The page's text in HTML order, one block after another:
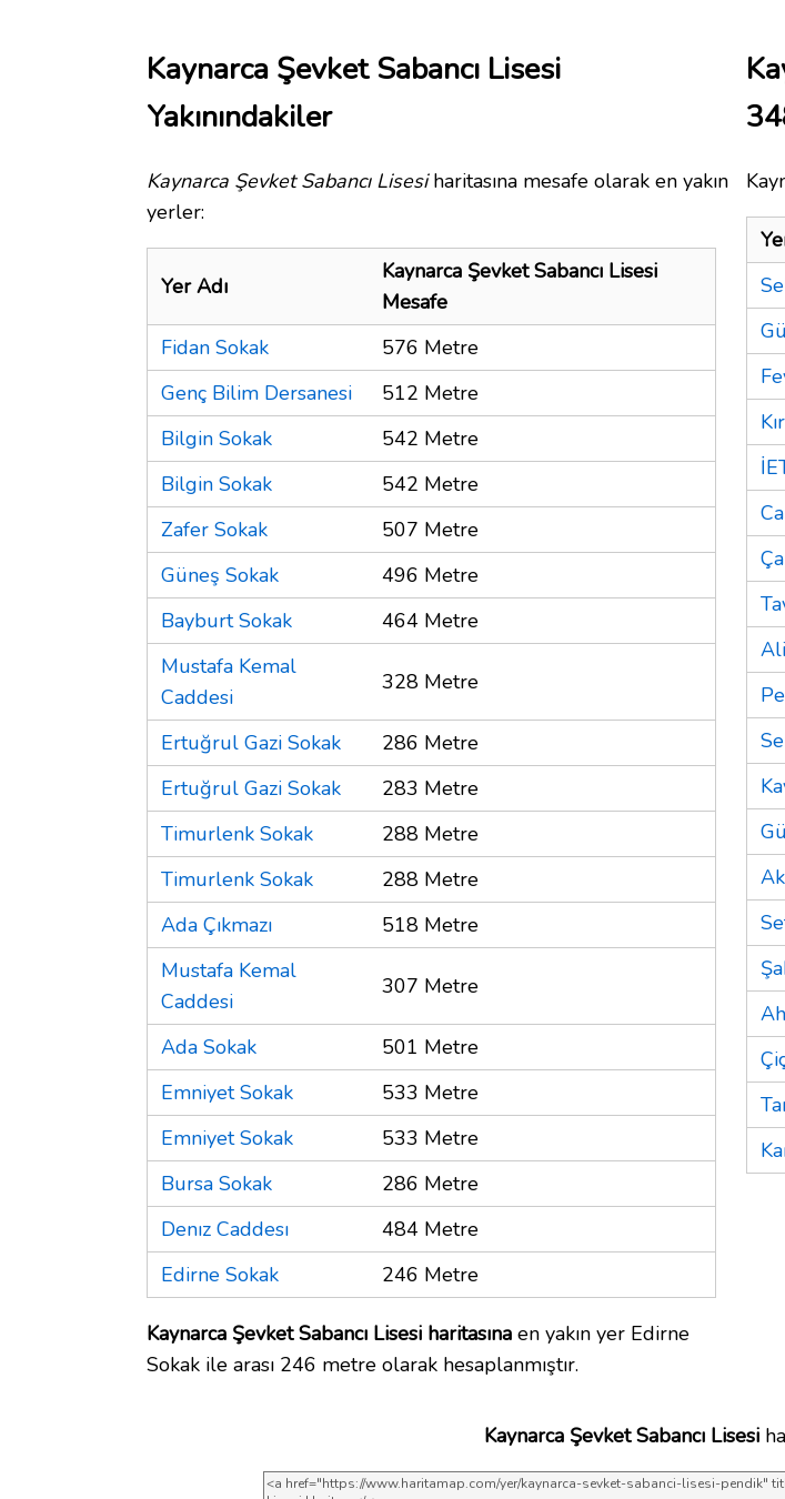
Kaynarca Şevket Sabancı Lisesi
Yakınındakiler
Kaynarca Şevket Sabancı Lisesiharitasına mesafe olarak en yakın
yerler:
Yer Adı
Kaynarca Şevket Sabancı Lisesi
Mesafe
Fidan Sokak
576 Metre
Genç Bilim Dersanesi
512 Metre
Bilgin Sokak
542 Metre
Bilgin Sokak
542 Metre
Zafer Sokak
507 Metre
Güneş Sokak
496 Metre
Bayburt Sokak
464 Metre
Mustafa Kemal
Caddesi
328 Metre
Ertuğrul Gazi Sokak
286 Metre
Ertuğrul Gazi Sokak
283 Metre
Timurlenk Sokak
288 Metre
Timurlenk Sokak
288 Metre
Ada Çıkmazı
518 Metre
Mustafa Kemal
Caddesi
307 Metre
Ada Sokak
501 Metre
Emniyet Sokak
533 Metre
Emniyet Sokak
533 Metre
Bursa Sokak
286 Metre
Denız Caddesı
484 Metre
Edirne Sokak
246 Metre
Kaynarca Şevket Sabancı Lisesi haritasına en yakın yer Edirne
Sokak ile arası 246 metre olarak hesaplanmıştır.
Kaynarca Şevket Sabancı Lisesi